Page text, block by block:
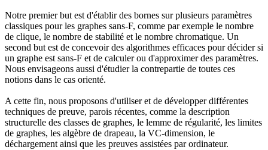
Notre premier but est d'établir des bornes sur plusieurs paramètres
classiques pour les graphes sans-F, comme par exemple le nombre
de clique, le nombre de stabilité et le nombre chromatique. Un
second but est de concevoir des algorithmes efficaces pour décider si
un graphe est sans-F et de calculer ou d'approximer des paramètres.
Nous envisageons aussi d'étudier la contrepartie de toutes ces
notions dans le cas orienté.
A cette fin, nous proposons d'utiliser et de développer différentes
techniques de preuve, parois récentes, comme la description
structurelle des classes de graphes, le lemme de régularité, les limites
de graphes, les algèbre de drapeau, la VC-dimension, le
déchargement ainsi que les preuves assistées par ordinateur.